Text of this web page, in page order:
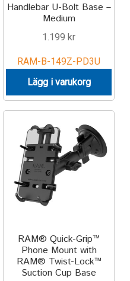
Handlebar U-Bolt Base –
Medium
1.199 kr
RAM-B-149Z-PD3U
Lägg i varukorg
RAM® Quick-Grip™
Phone Mount with
RAM® Twist-Lock™
Suction Cup Base